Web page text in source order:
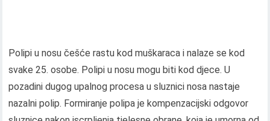
Polipi u nosu češće rastu kod muškaraca i nalaze se kod
svake 25. osobe. Polipi u nosu mogu biti kod djece. U
pozadini dugog upalnog procesa u sluznici nosa nastaje
nazalni polip. Formiranje polipa je kompenzacijski odgovor